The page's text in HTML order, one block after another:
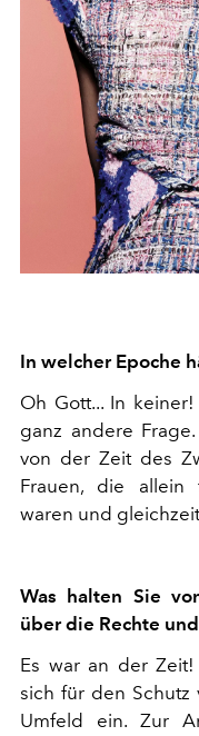
In welcher Epoche
Oh Gott... In
ganz andere
von der Zeit des
Frauen, die allein
waren und
Was halten Sie
über die Rechte
Es war an der Zeit!
sich für den Schutz
Umfeld ein. Zur